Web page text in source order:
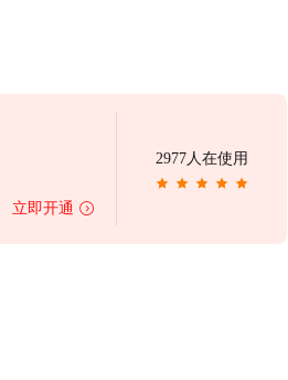
立即开通
2977人在使用